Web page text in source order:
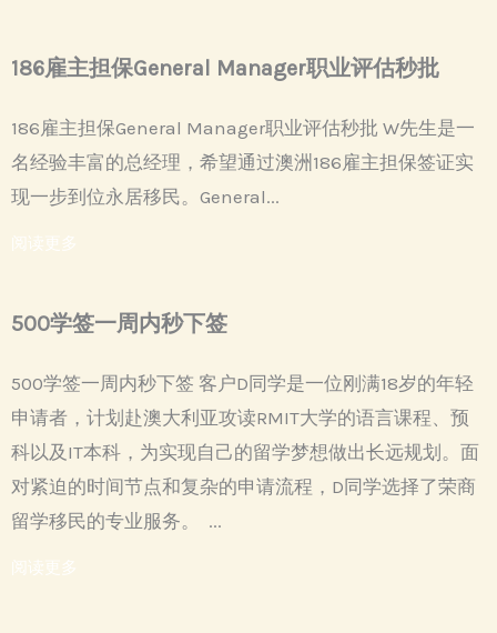
186雇主担保General Manager职业评估秒批
186雇主担保General Manager职业评估秒批 W先生是一
名经验丰富的总经理，希望通过澳洲186雇主担保签证实
现一步到位永居移民。General...
阅读更多
500学签一周内秒下签
500学签一周内秒下签 客户D同学是一位刚满18岁的年轻
申请者，计划赴澳大利亚攻读RMIT大学的语言课程、预
科以及IT本科，为实现自己的留学梦想做出长远规划。面
对紧迫的时间节点和复杂的申请流程，D同学选择了荣商
留学移民的专业服务。 ...
阅读更多